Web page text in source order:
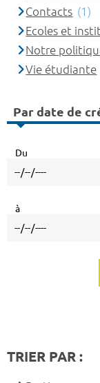
Contacts (1)
Ecoles et
Notre
Vie étudiante
Par date de
Du
à
TRIER PAR :